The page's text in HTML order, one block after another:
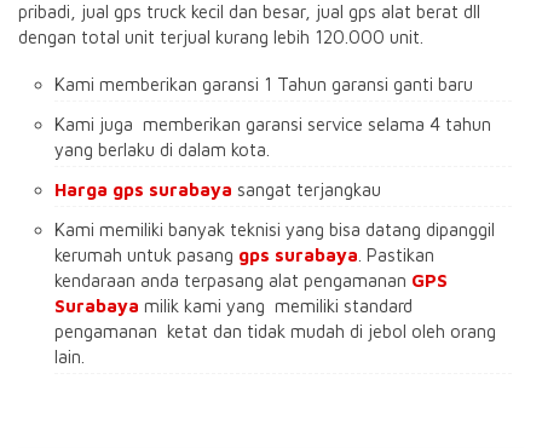
pribadi, jual gps truck kecil dan besar, jual gps alat berat dll
dengan total unit terjual kurang lebih 120.000 unit.
Kami memberikan garansi 1 Tahun garansi ganti baru
Kami juga memberikan garansi service selama 4 tahun
yang berlaku di dalam kota.
Harga gps surabaya sangat terjangkau
Kami memiliki banyak teknisi yang bisa datang dipanggil
kerumah untuk pasang gps surabaya . Pastikan
kendaraan anda terpasang alat pengamanan GPS
Surabaya milik kami yang memiliki standard
pengamanan ketat dan tidak mudah di jebol oleh orang
lain.